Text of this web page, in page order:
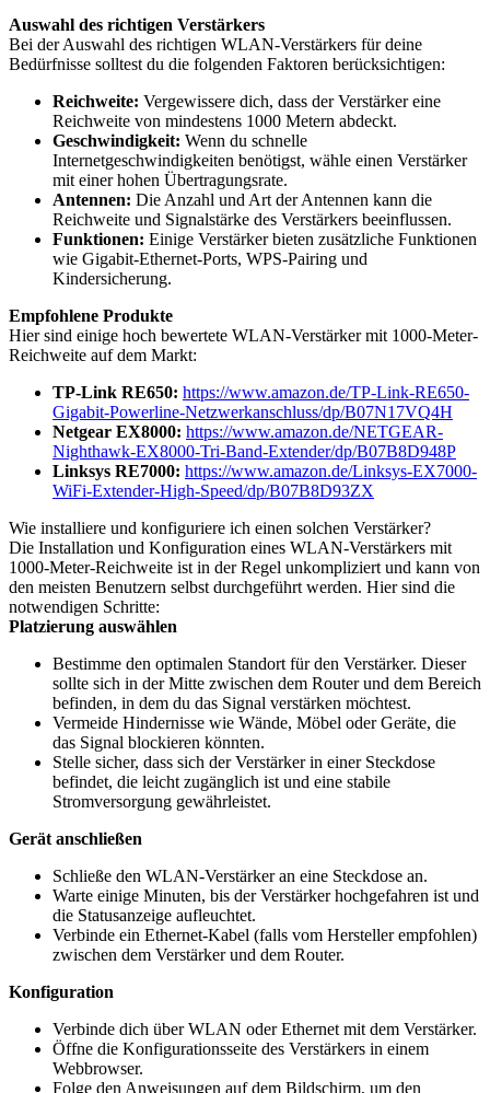
Auswahl des richtigen Verstärkers
Bei der Auswahl des richtigen WLAN-Verstärkers für deine
Bedürfnisse solltest du die folgenden Faktoren berücksichtigen:
Reichweite: Vergewissere dich, dass der Verstärker eine
Reichweite von mindestens 1000 Metern abdeckt.
Geschwindigkeit: Wenn du schnelle
Internetgeschwindigkeiten benötigst, wähle einen Verstärker
mit einer hohen Übertragungsrate.
Antennen: Die Anzahl und Art der Antennen kann die
Reichweite und Signalstärke des Verstärkers beeinflussen.
Funktionen: Einige Verstärker bieten zusätzliche Funktionen
wie Gigabit-Ethernet-Ports, WPS-Pairing und
Kindersicherung.
Empfohlene Produkte
Hier sind einige hoch bewertete WLAN-Verstärker mit 1000-Meter-
Reichweite auf dem Markt:
TP-Link RE650: https://www.amazon.de/TP-Link-RE650-
Gigabit-Powerline-Netzwerkanschluss/dp/B07N17VQ4H
Netgear EX8000: https://www.amazon.de/NETGEAR-
Nighthawk-EX8000-Tri-Band-Extender/dp/B07B8D948P
Linksys RE7000: https://www.amazon.de/Linksys-EX7000-
WiFi-Extender-High-Speed/dp/B07B8D93ZX
Wie installiere und konfiguriere ich einen solchen Verstärker?
Die Installation und Konfiguration eines WLAN-Verstärkers mit
1000-Meter-Reichweite ist in der Regel unkompliziert und kann von
den meisten Benutzern selbst durchgeführt werden. Hier sind die
notwendigen Schritte:
Platzierung auswählen
Bestimme den optimalen Standort für den Verstärker. Dieser
sollte sich in der Mitte zwischen dem Router und dem Bereich
befinden, in dem du das Signal verstärken möchtest.
Vermeide Hindernisse wie Wände, Möbel oder Geräte, die
das Signal blockieren könnten.
Stelle sicher, dass sich der Verstärker in einer Steckdose
befindet, die leicht zugänglich ist und eine stabile
Stromversorgung gewährleistet.
Gerät anschließen
Schließe den WLAN-Verstärker an eine Steckdose an.
Warte einige Minuten, bis der Verstärker hochgefahren ist und
die Statusanzeige aufleuchtet.
Verbinde ein Ethernet-Kabel (falls vom Hersteller empfohlen)
zwischen dem Verstärker und dem Router.
Konfiguration
Verbinde dich über WLAN oder Ethernet mit dem Verstärker.
Öffne die Konfigurationsseite des Verstärkers in einem
Webbrowser.
Folge den Anweisungen auf dem Bildschirm, um den